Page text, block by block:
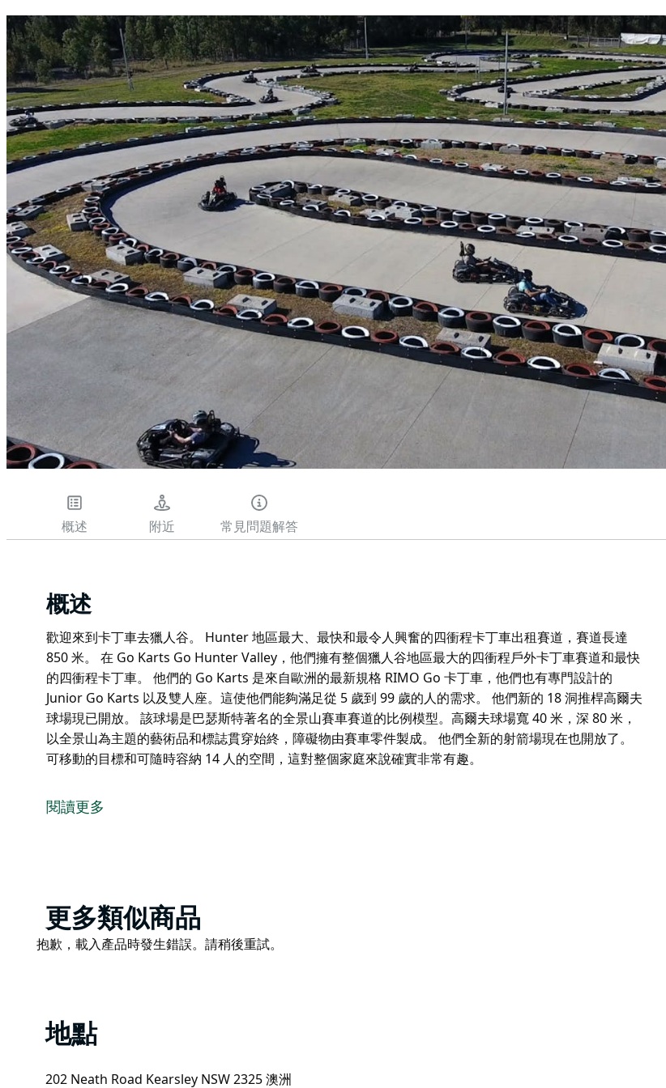
概述 附近 常見問題解答
概述
歡迎來到卡丁車去獵人谷。 Hunter 地區最大、最快和最令人興奮的四衝程卡丁車出租賽道，賽道長達
850 米。 在 Go Karts Go Hunter Valley，他們擁有整個獵人谷地區最大的四衝程戶外卡丁車賽道和最快
的四衝程卡丁車。 他們的 Go Karts 是來自歐洲的最新規格 RIMO Go 卡丁車，他們也有專門設計的
Junior Go Karts 以及雙人座。這使他們能夠滿足從 5 歲到 99 歲的人的需求。 他們新的 18 洞推桿高爾夫
球場現已開放。 該球場是巴瑟斯特著名的全景山賽車賽道的比例模型。高爾夫球場寬 40 米，深 80 米，
以全景山為主題的藝術品和標誌貫穿始終，障礙物由賽車零件製成。 他們全新的射箭場現在也開放了。
可移動的目標和可隨時容納 14 人的空間，這對整個家庭來說確實非常有趣。
850 米。
他們新的 18 洞推桿高爾夫球場現已開放。
該球場是巴瑟斯特著名的全景山賽車賽道的比例模型。高爾夫球場寬 40 米，深 80 米，以全景山為主題
有趣。
閱讀更多
Product
List
更多類似商品
Product
抱歉，載入產品時發生錯誤。請稍後重試。
地點
202 Neath Road Kearsley NSW 2325 澳洲